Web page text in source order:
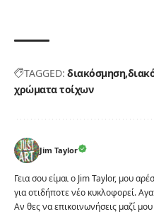
TAGGED: διακόσμηση
χρώματα τοίχων
Jim Taylor
Γεια σου είμαι ο Jim Taylor, μου
για οτιδήποτε νέο κυκλοφορεί.
Αν θες να επικοινωνήσεις μαζί